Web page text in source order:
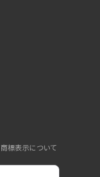
商標表示について